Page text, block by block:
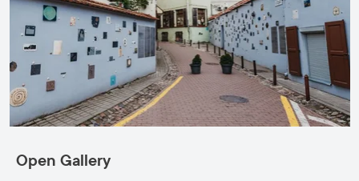
Open Gallery